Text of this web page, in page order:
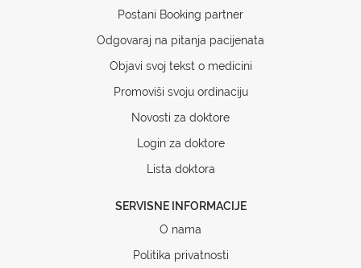
Postani Booking partner
Odgovaraj na pitanja pacijenata
Objavi svoj tekst o medicini
Promoviši svoju ordinaciju
Novosti za doktore
Login za doktore
Lista doktora
SERVISNE INFORMACIJE
O nama
Politika privatnosti